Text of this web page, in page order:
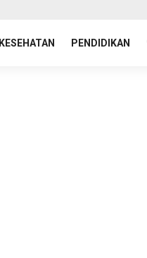
KESEHATAN PENDIDIKAN